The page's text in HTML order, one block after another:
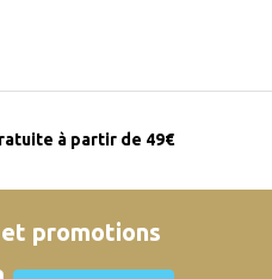
à partir de 49€
promotions